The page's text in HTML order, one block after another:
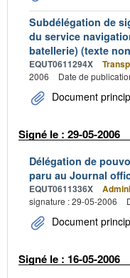
Subdélégation de
du service
batellerie) (texte
EQUT0611294X
2006
Date de
Document
Signé le : 29-05-2006
Délégation de
paru au Journal
EQUT0611336X
signature : 29-05-2006
Document
Signé le : 16-05-2006